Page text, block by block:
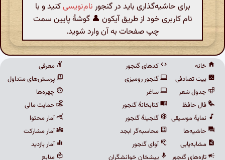
برای حاشیه‌گذاری باید در گنجور نام‌نویسیکنید و با
نام کاربری خود از طریق آیکون 👤 گوشهٔ پایین سمت
چپ صفحات به آن وارد شوید.
خانه
بیت تصادفی
جدول شعر
فال حافظ
نمایهٔ موسیقی
حاشیه‌ها
مشابه‌یابی
تازه‌های گنجور
کدهای گنجور
گنجور رومیزی
ساغر
کتابخانهٔ گنجور
گنجینهٔ گنجور
محاسبه‌گر ابجد
آوای گنجور
پیشخان خوانشگران
معرفی
پرسش‌های متداول
چهره‌ها
حمایت مالی
آمار محتوا
آمار مشارکت
آمار بازدید
منابع